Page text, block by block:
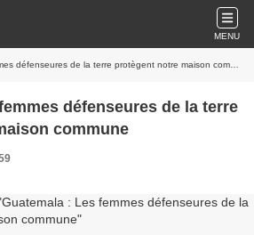
MENU
défenseures de la terre protègent notre maison commune
défenseures de la terre
commune